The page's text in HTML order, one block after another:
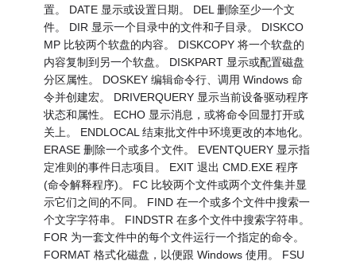
置。 DATE 显示或设置日期。 DEL 删除至少一个文
件。 DIR 显示一个目录中的文件和子目录。 DISKCO
MP 比较两个软盘的内容。 DISKCOPY 将一个软盘的
内容复制到另一个软盘。 DISKPART 显示或配置磁盘
分区属性。 DOSKEY 编辑命令行、调用 Windows 命
令并创建宏。 DRIVERQUERY 显示当前设备驱动程序
状态和属性。 ECHO 显示消息，或将命令回显打开或
关上。 ENDLOCAL 结束批文件中环境更改的本地化。
ERASE 删除一个或多个文件。 EVENTQUERY 显示指
定准则的事件日志项目。 EXIT 退出 CMD.EXE 程序
(命令解释程序)。 FC 比较两个文件或两个文件集并显
示它们之间的不同。 FIND 在一个或多个文件中搜索一
个文字字符串。 FINDSTR 在多个文件中搜索字符串。
FOR 为一套文件中的每个文件运行一个指定的命令。
FORMAT 格式化磁盘，以便跟 Windows 使用。 FSU